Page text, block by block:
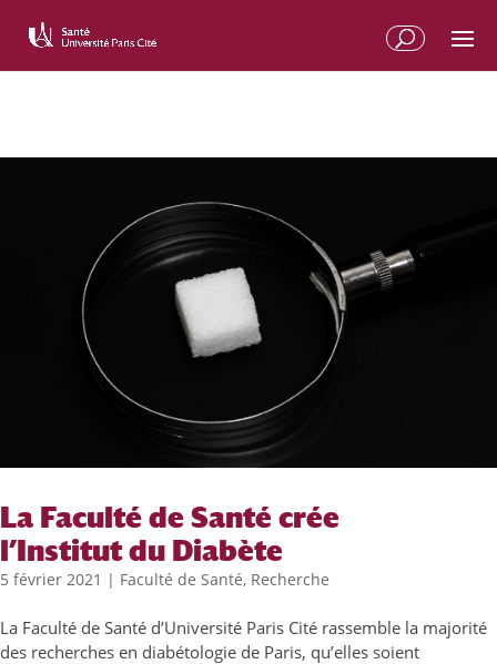
La Faculté de Santé crée
l’Institut du Diabète
5 février 2021 | Faculté de Santé, Recherche
La Faculté de Santé d’Université Paris Cité rassemble la majorité
des recherches en diabétologie de Paris, qu’elles soient